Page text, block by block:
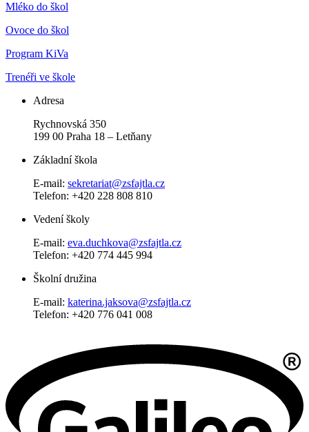
Mléko do škol
Ovoce do škol
Program KiVa
Trenéři ve škole
Adresa
Rychnovská 350
199 00 Praha 18 – Letňany
Základní škola
E-mail: sekretariat@zsfajtla.cz
Telefon: +420 228 808 810
Vedení školy
E-mail: eva.duchkova@zsfajtla.cz
Telefon: +420 774 445 994
Školní družina
E-mail: katerina.jaksova@zsfajtla.cz
Telefon: +420 776 041 008